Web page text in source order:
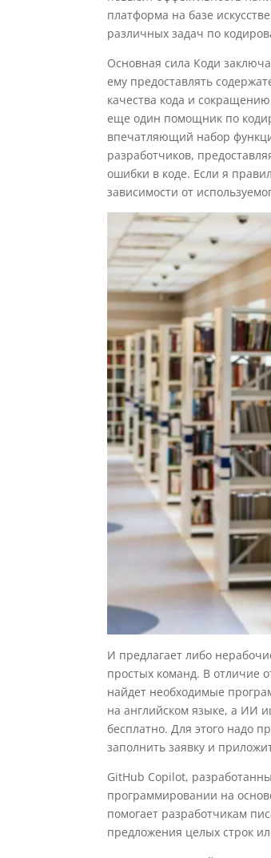
платформа на базе
различных задач по
Основная сила Коди
ему предоставлять
качества кода и
еще один помощник по
впечатляющий набор
разработчиков,
ошибки в коде. Если я
зависимости от
И предлагает либо
простых команд. В отличие
найдет необходимые
на английском языке, а ИИ
бесплатно. Для этого надо
заполнить заявку и
GitHub Copilot,
программировании на
помогает разработчикам
предложения целых строк